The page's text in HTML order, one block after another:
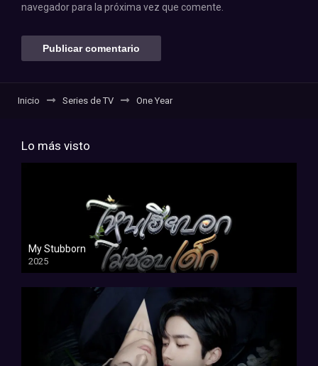
navegador para la próxima vez que comente.
Inicio Series de TV One Year
Lo más visto
My Stubborn
2025